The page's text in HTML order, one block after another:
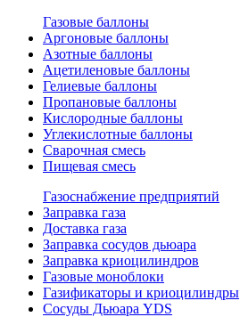
Газовые баллоны
Аргоновые баллоны
Азотные баллоны
Ацетиленовые баллоны
Гелиевые баллоны
Пропановые баллоны
Кислородные баллоны
Углекислотные баллоны
Сварочная смесь
Пищевая смесь
Газоснабжение предприятий
Заправка газа
Доставка газа
Заправка сосудов дьюара
Заправка криоцилиндров
Газовые моноблоки
Газификаторы и криоцилиндры
Сосуды Дьюара YDS